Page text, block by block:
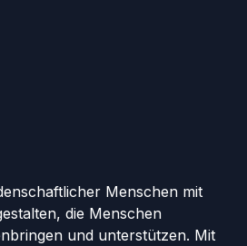
Menschen mit
die Menschen
und unterstützen. Mit